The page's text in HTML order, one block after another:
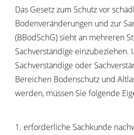
Das Gesetz zum Schutz vor
Bodenveränderungen und zur
(BBodSchG) sieht an mehreren
Sachverständige einzubeziehen.
Sachverständige oder
Bereichen Bodenschutz und
werden, müssen Sie folgende
1. erforderliche Sachkunde